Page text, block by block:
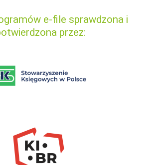
e-file sprawdzona i
przez: